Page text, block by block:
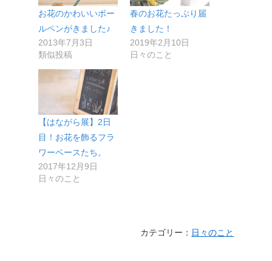
お花のかわいいボー
ルペンがきました♪
2013年7月3日
類似投稿
春のお花たっぷり届
きました！
2019年2月10日
日々のこと
【はながら展】2日
目！お花を飾るフラ
ワーベースたち。
2017年12月9日
日々のこと
カテゴリー： 日々のこと